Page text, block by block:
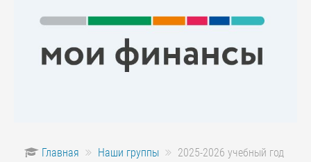
Главная Наши группы 2025-2026 учебный год